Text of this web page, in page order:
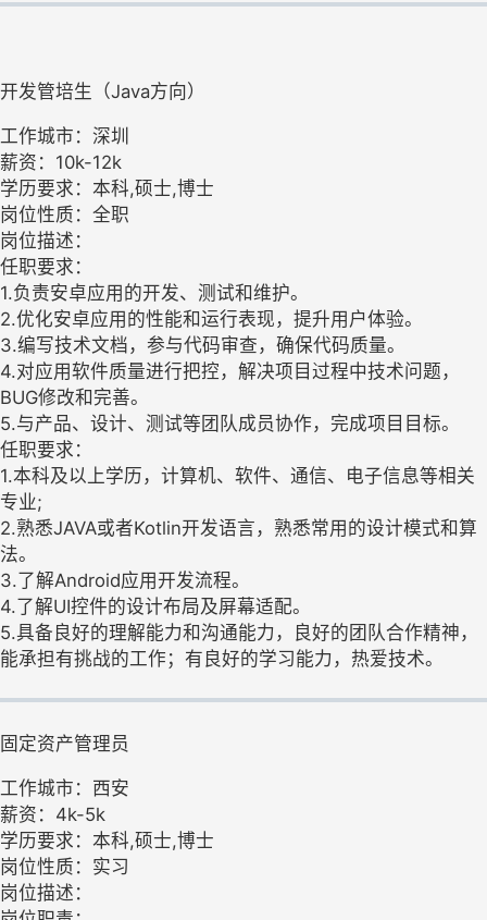
开发管培生（Java方向）
工作城市：深圳
薪资：10k-12k
学历要求：本科,硕士,博士
岗位性质：全职
岗位描述：
任职要求：
1.负责安卓应用的开发、测试和维护。
2.优化安卓应用的性能和运行表现，提升用户体验。
3.编写技术文档，参与代码审查，确保代码质量。
4.对应用软件质量进行把控，解决项目过程中技术问题，
BUG修改和完善。
5.与产品、设计、测试等团队成员协作，完成项目目标。
任职要求：
1.本科及以上学历，计算机、软件、通信、电子信息等相关
专业;
2.熟悉JAVA或者Kotlin开发语言，熟悉常用的设计模式和算
法。
3.了解Android应用开发流程。
4.了解UI控件的设计布局及屏幕适配。
5.具备良好的理解能力和沟通能力，良好的团队合作精神，
能承担有挑战的工作；有良好的学习能力，热爱技术。
固定资产管理员
工作城市：西安
薪资：4k-5k
学历要求：本科,硕士,博士
岗位性质：实习
岗位描述：